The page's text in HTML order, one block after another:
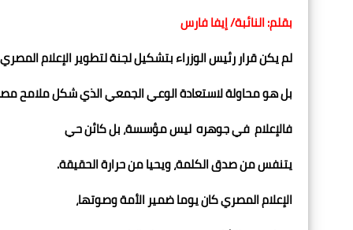
بقلم: النائبة/ إيفا فارس
لم يكن قرار رئيس الوزراء بتشكيل لجنة لتطوير الإعلام
بل هو محاولة لاستعادة الوعي الجمعي الذي شكل ملامح
فالإعلام في جوهره ليس مؤسسة، بل كائن حي
يتنفس من صدق الكلمة، ويحيا من حرارة الحقيقة.
الإعلام المصري كان يوما ضمير الأمة وصوتها،